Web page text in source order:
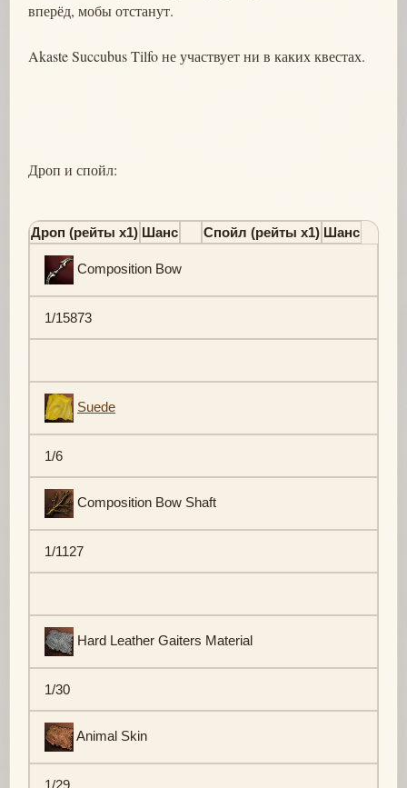
вперёд, мобы отстанут.
Akaste Succubus Tilfo не участвует ни в каких квестах.
Дроп и спойл:
Дроп (рейты х1) Шанс Спойл (рейты х1) Шанс
Composition Bow
1/15873
Suede
1/6
Composition Bow Shaft
1/1127
Hard Leather Gaiters Material
1/30
Animal Skin
1/29